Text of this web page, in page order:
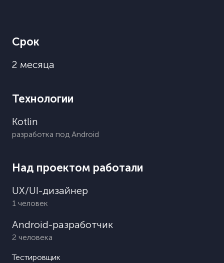
Срок
2 месяца
Технологии
Kotlin
разработка под Android
Над проектом работали
UX/UI-дизайнер
1 человек
Android-разработчик
2 человека
Тестировщик